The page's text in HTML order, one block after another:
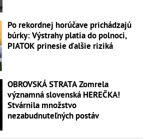
Po rekordnej horúčave prichádzajú
búrky: Výstrahy platia do polnoci,
PIATOK prinesie ďalšie riziká
OBROVSKÁ STRATA Zomrela
významná slovenská HEREČKA!
Stvárnila množstvo
nezabudnuteľných postáv